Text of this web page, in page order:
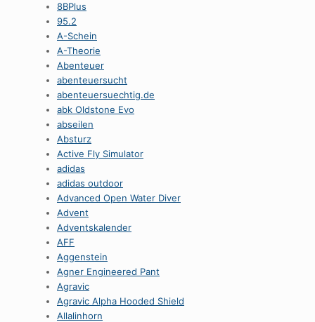
8BPlus
95.2
A-Schein
A-Theorie
Abenteuer
abenteuersucht
abenteuersuechtig.de
abk Oldstone Evo
abseilen
Absturz
Active Fly Simulator
adidas
adidas outdoor
Advanced Open Water Diver
Advent
Adventskalender
AFF
Aggenstein
Agner Engineered Pant
Agravic
Agravic Alpha Hooded Shield
Allalinhorn